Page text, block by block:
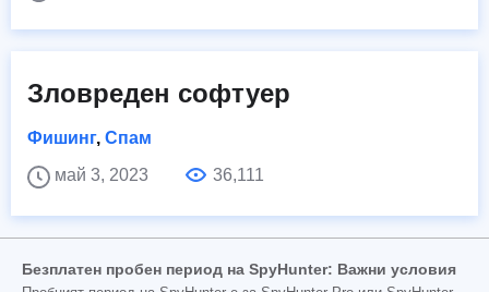
Зловреден софтуер
Фишинг, Спам
май 3, 2023
36,111
Безплатен пробен период на SpyHunter: Важни условия